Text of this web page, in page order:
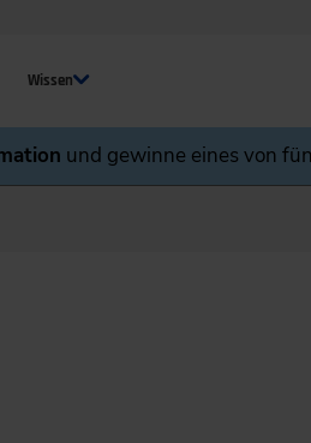
Wissen
und gewinne eines von